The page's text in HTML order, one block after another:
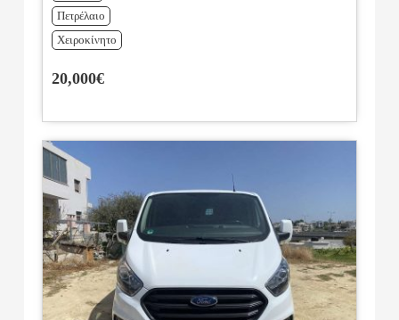
Πετρέλαιο
Χειροκίνητο
20,000€